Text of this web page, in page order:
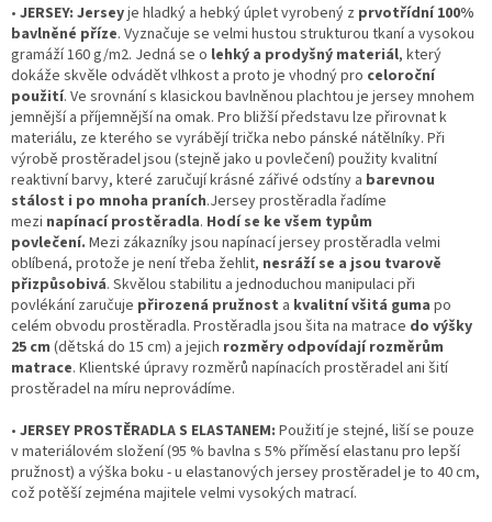
• JERSEY: Jerseyje hladký a hebký úplet vyrobený z prvotřídní 100%
bavlněné příze. Vyznačuje se velmi hustou strukturou tkaní a vysokou
gramáží 160 g/m2. Jedná se o lehký a prodyšný materiál, který
dokáže skvěle odvádět vlhkost a proto je vhodný pro celoroční
použití. Ve srovnání s klasickou bavlněnou plachtou je jersey mnohem
jemnější a příjemnější na omak. Pro bližší představu lze přirovnat k
materiálu, ze kterého se vyrábějí trička nebo pánské nátělníky. Při
výrobě prostěradel jsou (stejně jako u povlečení) použity kvalitní
reaktivní barvy, které zaručují krásné zářivé odstíny a barevnou
stálost i po mnoha praních.Jersey prostěradla řadíme
mezi napínací prostěradla. Hodí se ke všem typům
povlečení. Mezi zákazníky jsou napínací jersey prostěradla velmi
oblíbená, protože je není třeba žehlit, nesráží se a jsou tvarově
přizpůsobivá. Skvělou stabilitu a jednoduchou manipulaci při
povlékání zaručuje přirozená pružnost a kvalitní všitá guma po
celém obvodu prostěradla. Prostěradla jsou šita na matrace do výšky
25 cm (dětská do 15 cm) a jejich rozměry odpovídají rozměrům
matrace. Klientské úpravy rozměrů napínacích prostěradel ani šití
prostěradel na míru neprovádíme.
• JERSEY PROSTĚRADLA S ELASTANEM: Použití je stejné, liší se pouze
v materiálovém složení (95 % bavlna s 5% příměsí elastanu pro lepší
pružnost) a výška boku - u elastanových jersey prostěradel je to 40 cm,
což potěší zejména majitele velmi vysokých matrací.